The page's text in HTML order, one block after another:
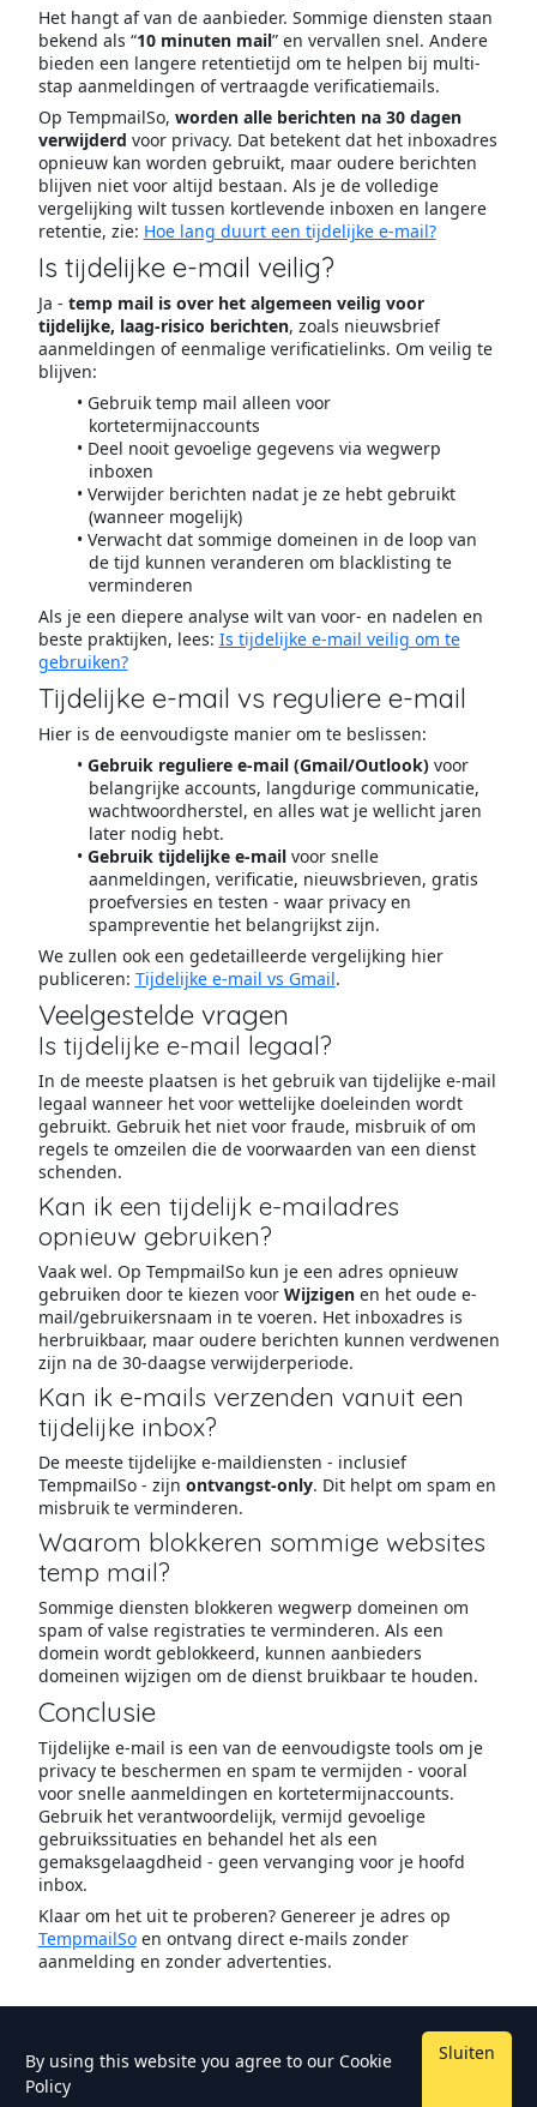
Het hangt af van de aanbieder. Sommige diensten staan
bekend als “10 minuten mail” en vervallen snel. Andere
bieden een langere retentietijd om te helpen bij multi-
stap aanmeldingen of vertraagde verificatiemails.
Op TempmailSo, worden alle berichten na 30 dagen
verwijderd voor privacy. Dat betekent dat het inboxadres
opnieuw kan worden gebruikt, maar oudere berichten
blijven niet voor altijd bestaan. Als je de volledige
vergelijking wilt tussen kortlevende inboxen en langere
retentie, zie: Hoe lang duurt een tijdelijke e-mail?
Is tijdelijke e-mail veilig?
Ja - temp mail is over het algemeen veilig voor
tijdelijke, laag-risico berichten, zoals nieuwsbrief
aanmeldingen of eenmalige verificatielinks. Om veilig te
blijven:
Gebruik temp mail alleen voor
kortetermijnaccounts
Deel nooit gevoelige gegevens via wegwerp
inboxen
Verwijder berichten nadat je ze hebt gebruikt
(wanneer mogelijk)
Verwacht dat sommige domeinen in de loop van
de tijd kunnen veranderen om blacklisting te
verminderen
Als je een diepere analyse wilt van voor- en nadelen en
beste praktijken, lees: Is tijdelijke e-mail veilig om te
gebruiken?
Tijdelijke e-mail vs reguliere e-mail
Hier is de eenvoudigste manier om te beslissen:
Gebruik reguliere e-mail (Gmail/Outlook) voor
belangrijke accounts, langdurige communicatie,
wachtwoordherstel, en alles wat je wellicht jaren
later nodig hebt.
Gebruik tijdelijke e-mail voor snelle
aanmeldingen, verificatie, nieuwsbrieven, gratis
proefversies en testen - waar privacy en
spampreventie het belangrijkst zijn.
We zullen ook een gedetailleerde vergelijking hier
publiceren: Tijdelijke e-mail vs Gmail.
Veelgestelde vragen
Is tijdelijke e-mail legaal?
In de meeste plaatsen is het gebruik van tijdelijke e-mail
legaal wanneer het voor wettelijke doeleinden wordt
gebruikt. Gebruik het niet voor fraude, misbruik of om
regels te omzeilen die de voorwaarden van een dienst
schenden.
Kan ik een tijdelijk e-mailadres
opnieuw gebruiken?
Vaak wel. Op TempmailSo kun je een adres opnieuw
gebruiken door te kiezen voor Wijzigenen het oude e-
mail/gebruikersnaam in te voeren. Het inboxadres is
herbruikbaar, maar oudere berichten kunnen verdwenen
zijn na de 30-daagse verwijderperiode.
Kan ik e-mails verzenden vanuit een
tijdelijke inbox?
De meeste tijdelijke e-maildiensten - inclusief
TempmailSo - zijn ontvangst-only. Dit helpt om spam en
misbruik te verminderen.
Waarom blokkeren sommige websites
temp mail?
Sommige diensten blokkeren wegwerp domeinen om
spam of valse registraties te verminderen. Als een
domein wordt geblokkeerd, kunnen aanbieders
domeinen wijzigen om de dienst bruikbaar te houden.
Conclusie
Tijdelijke e-mail is een van de eenvoudigste tools om je
privacy te beschermen en spam te vermijden - vooral
voor snelle aanmeldingen en kortetermijnaccounts.
Gebruik het verantwoordelijk, vermijd gevoelige
gebruikssituaties en behandel het als een
gemaksgelaagdheid - geen vervanging voor je hoofd
inbox.
Klaar om het uit te proberen? Genereer je adres op
TempmailSoen ontvang direct e-mails zonder
aanmelding en zonder advertenties.
By using this website you agree to our Cookie
Policy
Sluiten